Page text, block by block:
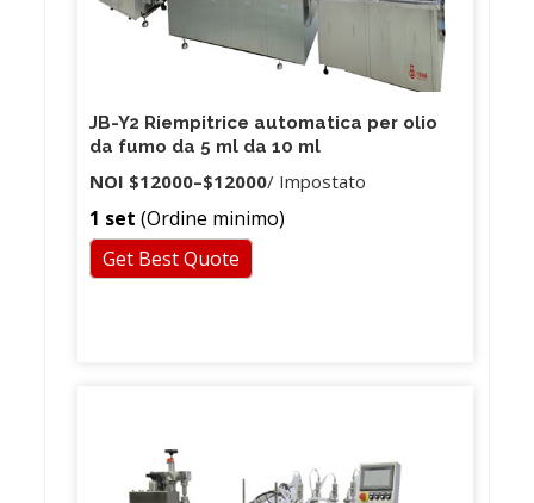
JB-Y2 Riempitrice automatica per olio
da fumo da 5 ml da 10 ml
NOI $12000–$12000/ Impostato
1 set (Ordine minimo)
Get Best Quote